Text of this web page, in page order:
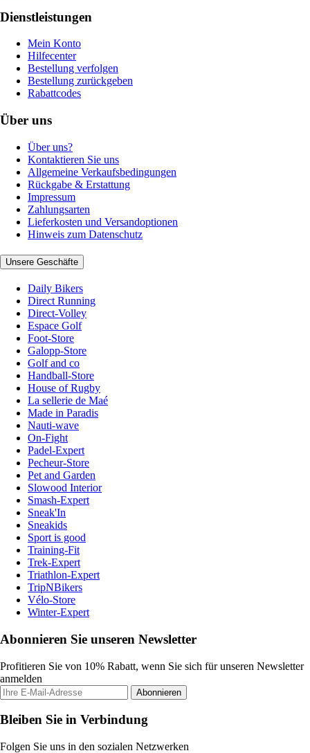
Dienstleistungen
Mein Konto
Hilfecenter
Bestellung verfolgen
Bestellung zurückgeben
Rabattcodes
Über uns
Über uns?
Kontaktieren Sie uns
Allgemeine Verkaufsbedingungen
Rückgabe & Erstattung
Impressum
Zahlungsarten
Lieferkosten und Versandoptionen
Hinweis zum Datenschutz
Unsere Geschäfte
Daily Bikers
Direct Running
Direct-Volley
Espace Golf
Foot-Store
Galopp-Store
Golf and co
Handball-Store
House of Rugby
La sellerie de Maé
Made in Paradis
Nauti-wave
On-Fight
Padel-Expert
Pecheur-Store
Pet and Garden
Slowood Interior
Smash-Expert
Sneak'In
Sneakids
Sport is good
Training-Fit
Trek-Expert
Triathlon-Expert
TripNBikers
Vélo-Store
Winter-Expert
Abonnieren Sie unseren Newsletter
Profitieren Sie von 10% Rabatt, wenn Sie sich für unseren Newsletter
anmelden
Abonnieren
Bleiben Sie in Verbindung
Folgen Sie uns in den sozialen Netzwerken